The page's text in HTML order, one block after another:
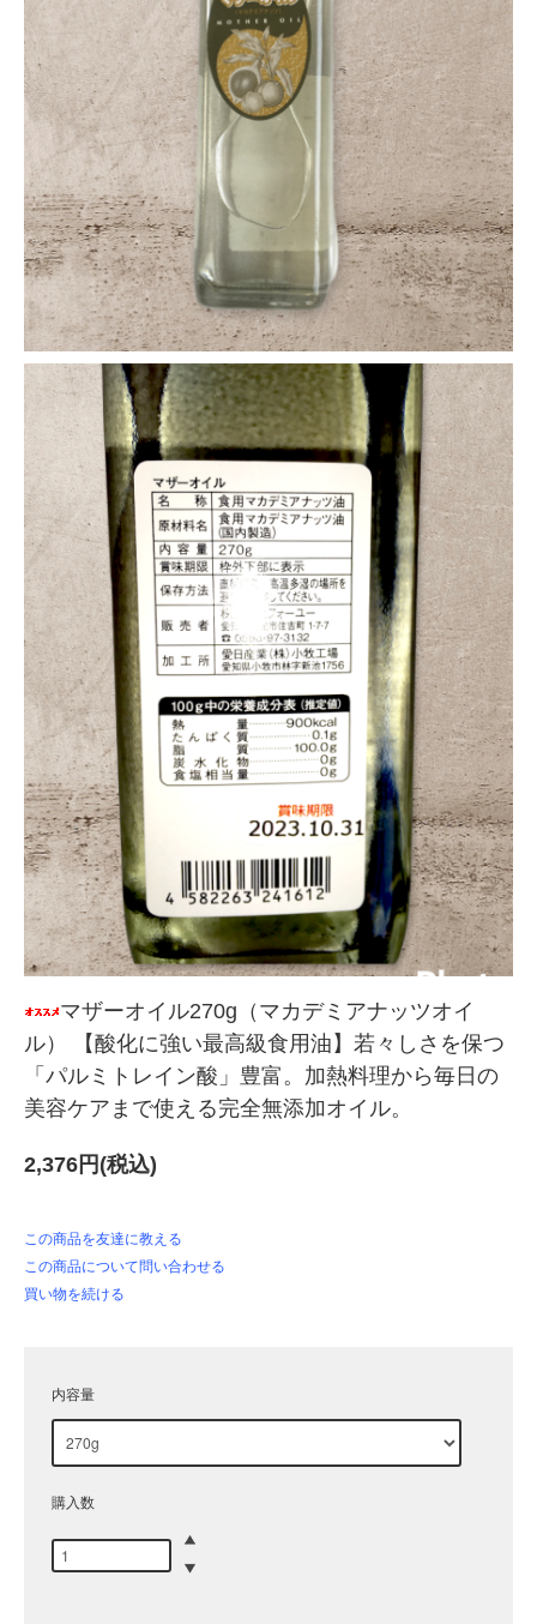
マザーオイル270g（マカデミアナッツオイ
ル） 【酸化に強い最高級食用油】若々しさを保つ
「パルミトレイン酸」豊富。加熱料理から毎日の
美容ケアまで使える完全無添加オイル。
2,376円(税込)
この商品を友達に教える
この商品について問い合わせる
買い物を続ける
内容量
購入数